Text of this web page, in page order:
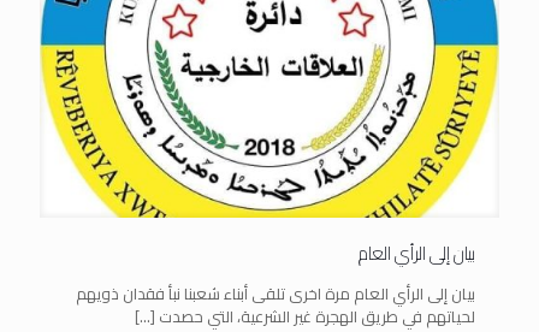
بيان إلى الرأي العام
بيان إلى الرأي العام مرة اخرى تلقى أبناء شعبنا نبأ فقدان ذويهم
لحياتهم في طريق الهجرة غير الشرعية، التي حصدت […]